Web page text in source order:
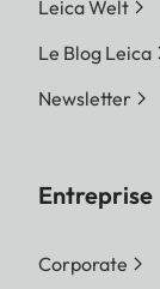
Leica Welt
Le Blog Leica
Newsletter
Entreprise
Corporate